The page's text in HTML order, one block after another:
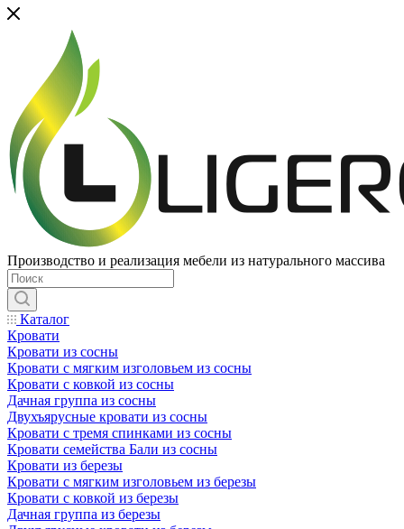
Производство и реализация мебели из натурального массива
Каталог
Кровати
Кровати из сосны
Кровати с мягким изголовьем из сосны
Кровати с ковкой из сосны
Дачная группа из сосны
Двухъярусные кровати из сосны
Кровати с тремя спинками из сосны
Кровати семейства Бали из сосны
Кровати из березы
Кровати с мягким изголовьем из березы
Кровати с ковкой из березы
Дачная группа из березы